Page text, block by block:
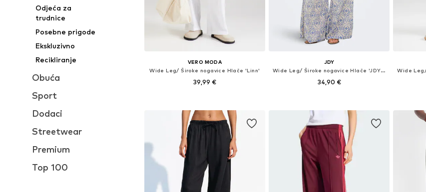
Odjeća za
trudnice
Posebne prigode
Ekskluzivno
Recikliranje
Obuća
Sport
Dodaci
Streetwear
Premium
Top 100
VERO MODA
Wide Leg/ Široke nogavice Hlače 'Linn'
39,99 €
Dodaj u košaricu
JDY
Wide Leg/ Široke nogavice Hlače 'JDYBree'
34,90 €
Dodaj u košaricu